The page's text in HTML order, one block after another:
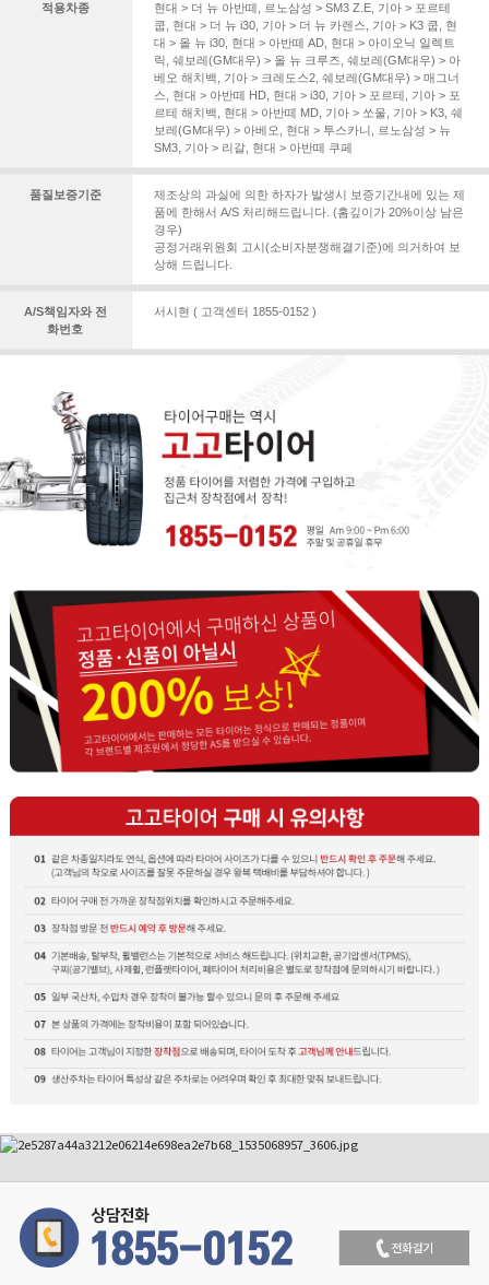
적용차종 현대 > 더 뉴 아반떼 르노삼성 > SM3 Z.E, 기아 > 포르테
쿱
현대 > 더 뉴 i30, 기아 > 더 뉴 카렌스 기아 > K3 쿱
현
대 > 올 뉴 i30, 현대 > 아반떼 AD, 현대 > 아이오닉 일렉트
릭 쉐보레(GM대우) > 올 뉴 크루즈 쉐보레(GM대우) > 아
베오 해치백
기아 > 크레도스2, 쉐보레(GM대우) > 매그너
스
현대 > 아반떼 HD, 현대 > i30, 기아 > 포르테
기아 > 포
르테 해치백
현대 > 아반떼 MD, 기아 > 쏘울 기아 > K3, 쉐
보레(GM대우) > 아베오
현대 > 투스카니
르노삼성 > 뉴
SM3, 기아 > 리갈, 현대 > 아반떼 쿠페
품질보증기준
제조상의 과실에 의한 하자가 발생시 보증기간내에 있는 제
품에 한해서 A/S 처리해드립니다. (홈깊이가 20%이상 남은
경우)
공정거래위원회 고시(소비자분쟁해결기준)에 의거하여 보
상해 드립니다.
A/S책임자와 전
화번호
서시현 ( 고객센터 1855-0152 )